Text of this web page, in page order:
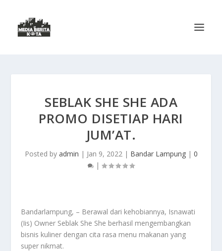
SEBLAK SHE SHE ADA
PROMO DISETIAP HARI
JUM’AT.
Posted by admin | Jan 9, 2022| Bandar Lampung| 0
|
Bandarlampung, – Berawal dari kehobiannya, Isnawati
(Iis) Owner Seblak She She berhasil mengembangkan
bisnis kuliner dengan cita rasa menu makanan yang
super nikmat.